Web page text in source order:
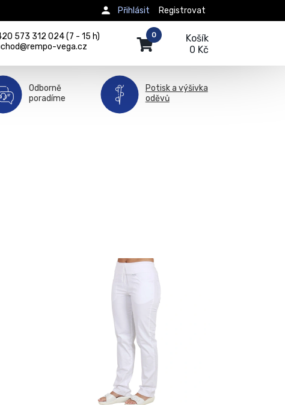
Registrovat
Přihlásit
573 312 024 (7 - 15 h)
vega.cz
Košík
0 Kč
0
Odborně
poradíme
Potisk a výšivka
oděvů